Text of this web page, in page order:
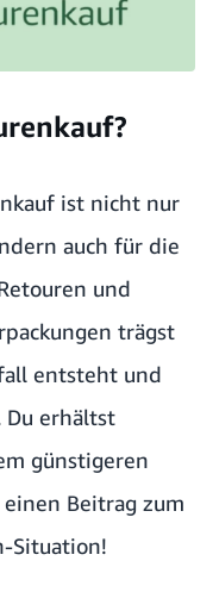
ist nicht nur
auch für die
und
trägst
entsteht und
Du erhältst
günstigeren
Beitrag zum
Situation!